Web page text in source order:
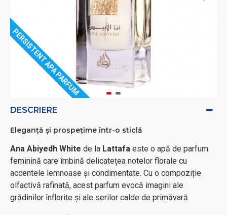
PERSISTENT APA PARFUM
DESCRIERE
Eleganță și prospețime într-o sticlă
Ana Abiyedh White de la Lattafa este o apă de parfum
feminină care îmbină delicatețea notelor florale cu
accentele lemnoase și condimentate. Cu o compoziție
olfactivă rafinată, acest parfum evocă imagini ale
grădinilor înflorite și ale serilor calde de primăvară.